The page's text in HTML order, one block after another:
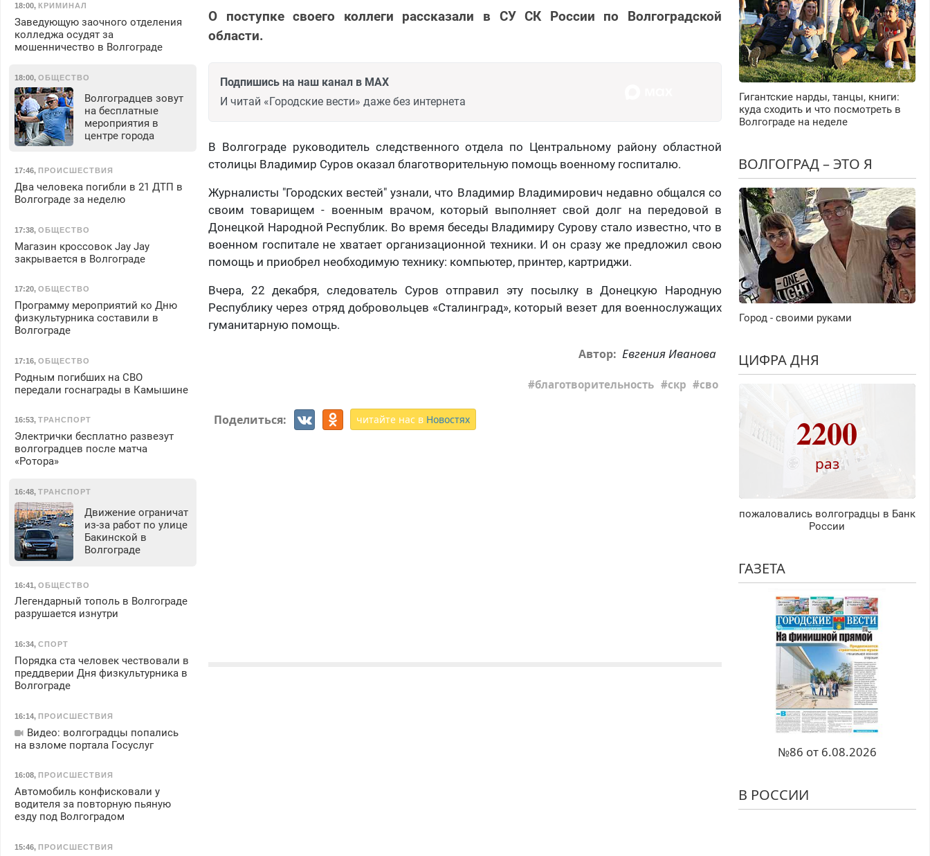
О поступке своего коллеги рассказали в СУ СК России по Волгоградской
области.
Подпишись на наш канал в MAX
И читай «Городские вести» даже без интернета
В Волгограде руководитель следственного отдела по Центральному району областной
столицы Владимир Суров оказал благотворительную помощь военному госпиталю.
Журналисты "Городских вестей" узнали, что Владимир Владимирович недавно общался со
своим товарищем - военным врачом, который выполняет свой долг на передовой в
Донецкой Народной Республик. Во время беседы Владимиру Сурову стало известно, что в
военном госпитале не хватает организационной техники. И он сразу же предложил свою
помощь и приобрел необходимую технику: компьютер, принтер, картриджи.
Вчера, 22 декабря, следователь Суров отправил эту посылку в Донецкую Народную
Республику через отряд добровольцев «Сталинград», который везет для военнослужащих
гуманитарную помощь.
Автор: Евгения Иванова
благотворительность скр сво
Поделиться: читайте нас в Новостях
18:00, КРИМИНАЛ
Заведующую заочного отделения
колледжа осудят за
мошенничество в Волгограде
18:00, ОБЩЕСТВО
Волгоградцев зовут
на бесплатные
мероприятия в
центре города
17:46, ПРОИСШЕСТВИЯ
Два человека погибли в 21 ДТП в
Волгограде за неделю
17:38, ОБЩЕСТВО
Магазин кроссовок Jay Jay
закрывается в Волгограде
17:20, ОБЩЕСТВО
Программу мероприятий ко Дню
физкультурника составили в
Волгограде
17:16, ОБЩЕСТВО
Родным погибших на СВО
передали госнаграды в Камышине
16:53, ТРАНСПОРТ
Электрички бесплатно развезут
волгоградцев после матча
«Ротора»
16:48, ТРАНСПОРТ
Движение ограничат
из-за работ по улице
Бакинской в
Волгограде
16:41, ОБЩЕСТВО
Легендарный тополь в Волгограде
разрушается изнутри
16:34, СПОРТ
Порядка ста человек чествовали в
преддверии Дня физкультурника в
Волгограде
16:14, ПРОИСШЕСТВИЯ
Видео: волгоградцы попались
на взломе портала Госуслуг
16:08, ПРОИСШЕСТВИЯ
Автомобиль конфисковали у
водителя за повторную пьяную
езду под Волгоградом
15:46, ПРОИСШЕСТВИЯ
Гигантские нарды, танцы, книги:
куда сходить и что посмотреть в
Волгограде на неделе
ВОЛГОГРАД – ЭТО Я
Город - своими руками
ЦИФРА ДНЯ
2200
раз
пожаловались волгоградцы в Банк
России
ГАЗЕТА
№86 от 6.08.2026
В РОССИИ